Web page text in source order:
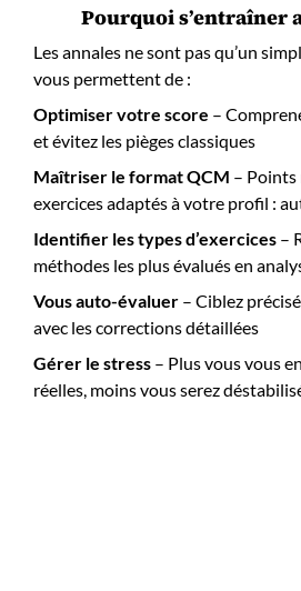
Pourquoi s’entraîner
Les annales ne sont pas qu’un
vous permettent de :
Optimiser votre score –
et évitez les pièges classiques
Maîtriser le format QCM – Points
exercices adaptés à votre profil :
Identifier les types d’exercices –
méthodes les plus évalués en
Vous auto-évaluer – Ciblez
avec les corrections détaillées
Gérer le stress – Plus vous vous
réelles, moins vous serez